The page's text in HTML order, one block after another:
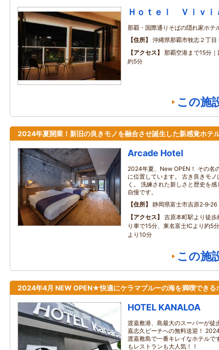
Ｈｏｔｅｌ Ｖｉｖｉ
那覇・国際通りそばの隠れ家ホテ
住所
沖縄県那覇市牧志２丁目
アクセス
那覇空港まで15分
約5分
この施
2024年夏開業！新旧の良きモノを融合させ誕生した新感覚ホテ
Arcade Hotel
2024年夏、New OPEN！ その名
に位置しています。 古き良きモ
く。 洗練された新しさと歴史を
自慢です。
住所
静岡県富士市吉原2‐9‐26
アクセス
吉原本町駅より徒
り車で15分、東名富士ICより約5
より10分
この施
2024年4月 NEW OPEN★快適にケラマブルーの海を満喫できる
HOTEL KANALOA
渡嘉敷港、島最大のスーパーが徒
嘉志久ビーチへの無料送迎！
渡嘉敷島で一番キレイなホテルで
もレストランも大人気！！